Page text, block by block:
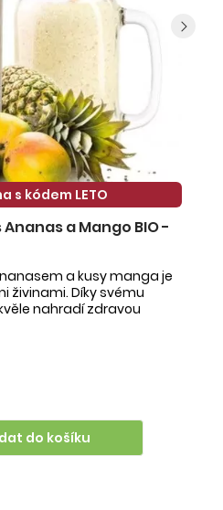
s kódem LETO
a Mango BIO -
a kusy manga je
živinami. Díky svému
nahradí zdravou
do košíku